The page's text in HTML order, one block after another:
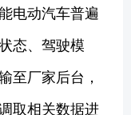
电动汽车普遍
态、驾驶模
至厂家后台，
取相关数据进